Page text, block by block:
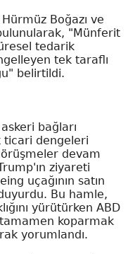
Boğazı ve
"Münferit
tedarik
tek taraflı
belirtildi.
bağları
ticari dengeleri
devam
ziyareti
uçağının satın
duyurdu. Bu hamle,
yürütürken ABD
koparmak
yorumlandı.